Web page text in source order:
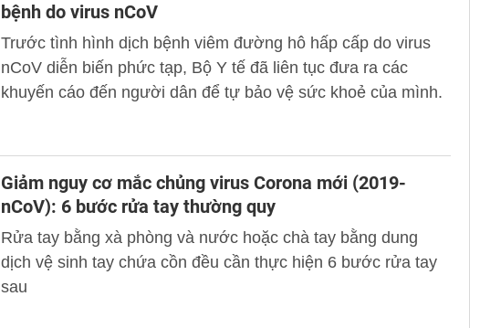
bệnh do virus nCoV
Trước tình hình dịch bệnh viêm đường hô hấp cấp do virus
nCoV diễn biến phức tạp, Bộ Y tế đã liên tục đưa ra các
khuyến cáo đến người dân để tự bảo vệ sức khoẻ của mình.
Giảm nguy cơ mắc chủng virus Corona mới (2019-
nCoV): 6 bước rửa tay thường quy
Rửa tay bằng xà phòng và nước hoặc chà tay bằng dung
dịch vệ sinh tay chứa cồn đều cần thực hiện 6 bước rửa tay
sau